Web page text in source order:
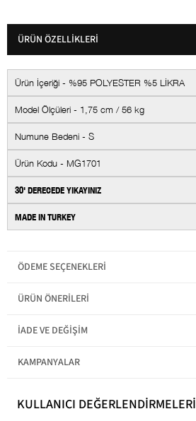
ÜRÜN ÖZELLIKLERI
Ürün İçeriği - %95 POLYESTER %5 LİKRA
Model Ölçüleri - 1,75 cm / 56 kg
Numune Bedeni - S
Ürün Kodu - MG1701
30' DERECEDE YIKAYINIZ
MADE IN TURKEY
Koleksiyon
Baskı / Nakış
Tekniği
Ek Özellik
Cep
Cepsiz
ÖDEME SEÇENEKLERI
ÜRÜN ÖNERILERI
İADE VE DEĞIŞIM
KAMPANYALAR
KULLANICI DEĞERLENDİRMELERİ